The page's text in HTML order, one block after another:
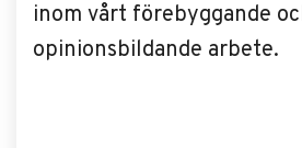
inom vårt förebyggande
opinionsbildande arbete.